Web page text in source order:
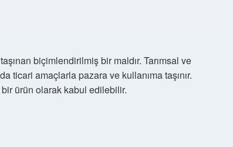
biçimlendirilmiş bir maldır. Tarımsal ve
ticari amaçlarla pazara ve kullanıma taşınır.
ürün olarak kabul edilebilir.